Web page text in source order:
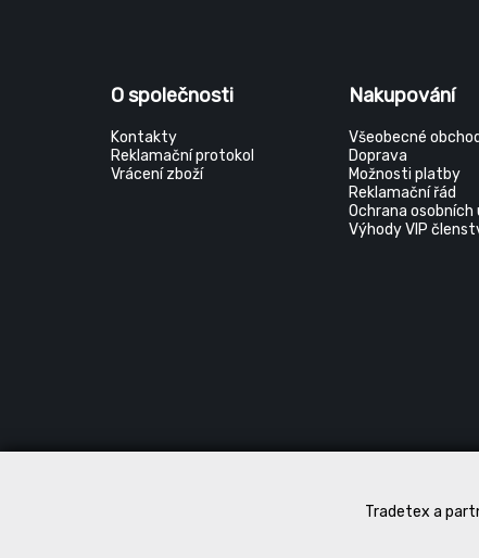
Tradetex a
O společnosti
Kontakty
Reklamační protokol
Vrácení zboží
Nakupování
Všeobecné
Doprava
Možnosti platby
Reklamační řád
Ochrana osobních
Výhody VIP